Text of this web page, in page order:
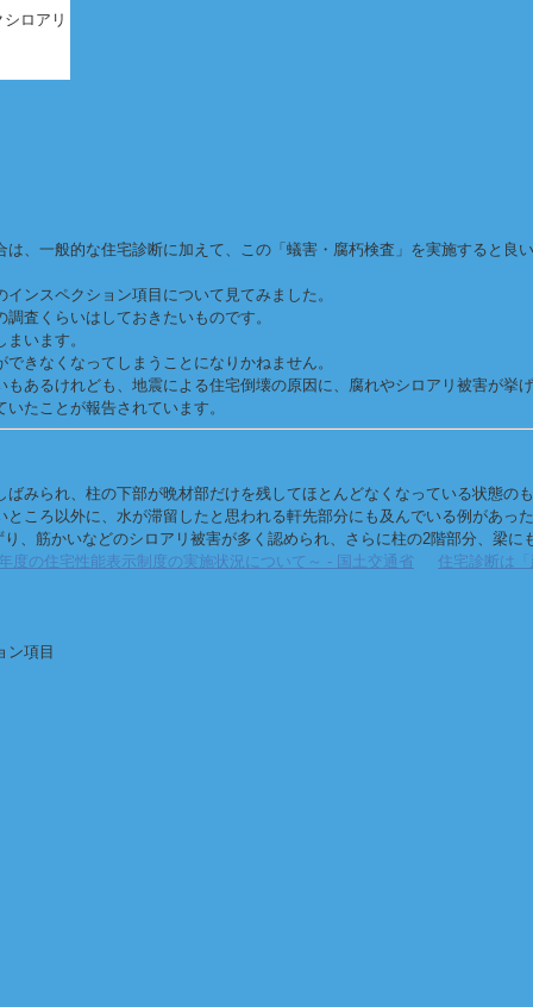
ロアリ
、一般的な住宅診断に加えて、この「蟻害・腐朽検査」を実施すると良
ンスペクション項目について見てみました。
査くらいはしておきたいものです。
います。
きなくなってしまうことになりかねません。
あるけれども、地震による住宅倒壊の原因に、腐れやシロアリ被害が挙
たことが報告されています。
みられ、柱の下部が晩材部だけを残してほとんどなくなっている状態の
ころ以外に、水が滞留したと思われる軒先部分にも及んでいる例があっ
、筋かいなどのシロアリ被害が多く認められ、さらに柱の2階部分、梁
の住宅性能表示制度の実施状況について～ - 国土交通省
住宅診断は
ン項目